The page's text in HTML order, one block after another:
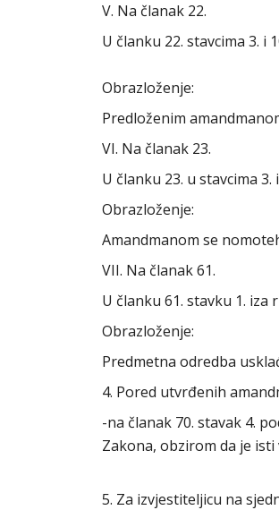
V. Na članak 22.
U članku 22. stavcima 3. i
Obrazloženje:
Predloženim
VI. Na članak 23.
U članku 23. u stavcima
Obrazloženje:
Amandmanom se
VII. Na članak 61.
U članku 61. stavku 1. iza
Obrazloženje:
Predmetna odredba
4. Pored utvrđenih
-na članak 70. stavak 4.
Zakona, obzirom da je
5. Za izvjestiteljicu na